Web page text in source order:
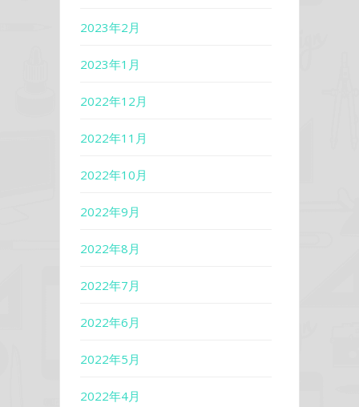
2023年2月
2023年1月
2022年12月
2022年11月
2022年10月
2022年9月
2022年8月
2022年7月
2022年6月
2022年5月
2022年4月